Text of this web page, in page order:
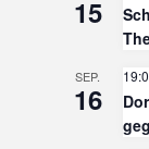
15
SEP.
16